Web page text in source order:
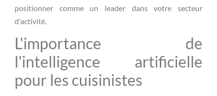
positionner comme un leader dans votre secteur
d'activité.
L'importance de
l'intelligence artificielle
pour les cuisinistes